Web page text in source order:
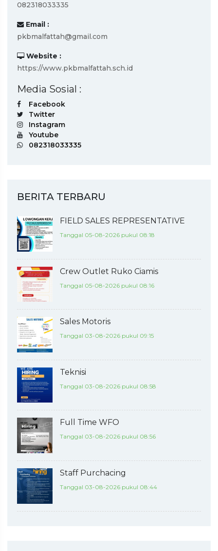
082318033335
Email :
pkbmalfattah@gmail.com
Website :
https://www.pkbmalfattah.sch.id
Media Sosial :
Facebook
Twitter
Instagram
Youtube
082318033335
BERITA TERBARU
FIELD SALES REPRESENTATIVE
Tanggal 05-08-2026 pukul 08:18
Crew Outlet Ruko Ciamis
Tanggal 05-08-2026 pukul 08:16
Sales Motoris
Tanggal 03-08-2026 pukul 09:15
Teknisi
Tanggal 03-08-2026 pukul 08:58
Full Time WFO
Tanggal 03-08-2026 pukul 08:56
Staff Purchacing
Tanggal 03-08-2026 pukul 08:44